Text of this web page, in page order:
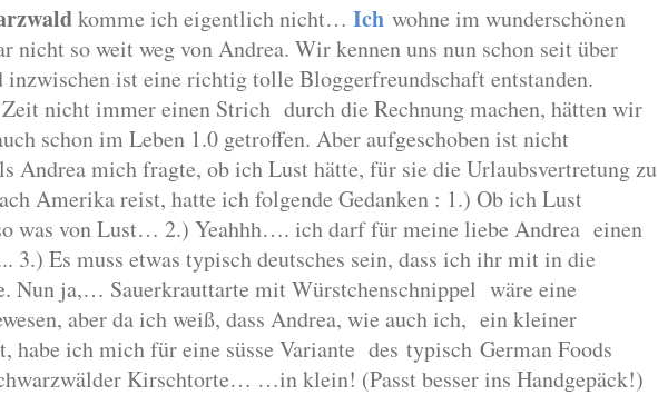
komme ich eigentlich nicht… Ich wohne im wunderschönen
nicht so weit weg von Andrea. Wir kennen uns nun schon seit über
inzwischen ist eine richtig tolle Bloggerfreundschaft entstanden.
nicht immer einen Strich durch die Rechnung machen, hätten wir
schon im Leben 1.0 getroffen. Aber aufgeschoben ist nicht
Andrea mich fragte, ob ich Lust hätte, für sie die Urlaubsvertretung zu
Amerika reist, hatte ich folgende Gedanken : 1.) Ob ich Lust
was von Lust… 2.) Yeahhh…. ich darf für meine liebe Andrea einen
3.) Es muss etwas typisch deutsches sein, dass ich ihr mit in die
Nun ja,… Sauerkrauttarte mit Würstchenschnippel wäre eine
aber da ich weiß, dass Andrea, wie auch ich, ein kleiner
habe ich mich für eine süsse Variante des typisch German Foods
Kirschtorte… …in klein! (Passt besser ins Handgepäck!)